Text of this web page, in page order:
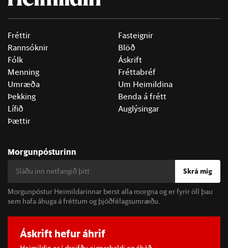
Fréttir
Rannsóknir
Fólk
Menning
Umræða
Þekking
Lífið
Þættir
Fasteignir
Blöð
Áskrift
Fréttabréf
Um Heimildina
Benda á frétt
Auglýsingar
Morgunpósturinn
Skrá mig
Morgunpóstur Heimildarinnar berst alla morgna og er fyrir öll þau
sem hafa áhuga á fréttum og þjóðfélagsumræðu.
Áskrift hefur áhrif